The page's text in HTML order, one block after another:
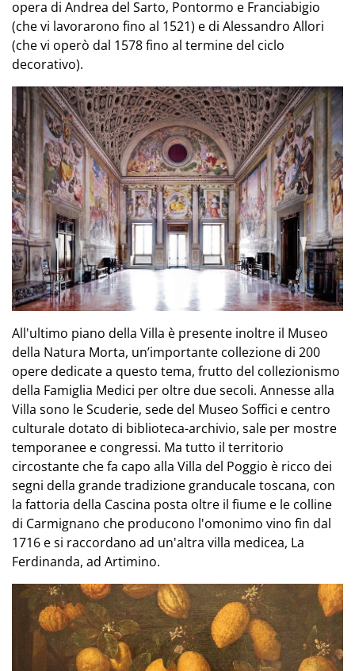
opera di Andrea del Sarto, Pontormo e Franciabigio
(che vi lavorarono fino al 1521) e di Alessandro Allori
(che vi operò dal 1578 fino al termine del ciclo
decorativo).
All'ultimo piano della Villa è presente inoltre il Museo
della Natura Morta, un’importante collezione di 200
opere dedicate a questo tema, frutto del collezionismo
della Famiglia Medici per oltre due secoli. Annesse alla
Villa sono le Scuderie, sede del Museo Soffici e centro
culturale dotato di biblioteca-archivio, sale per mostre
temporanee e congressi. Ma tutto il territorio
circostante che fa capo alla Villa del Poggio è ricco dei
segni della grande tradizione granducale toscana, con
la fattoria della Cascina posta oltre il fiume e le colline
di Carmignano che producono l'omonimo vino fin dal
1716 e si raccordano ad un'altra villa medicea, La
Ferdinanda, ad Artimino.